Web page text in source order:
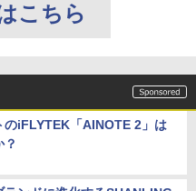
こちら
のiFLYTEK「AINOTE 2」は